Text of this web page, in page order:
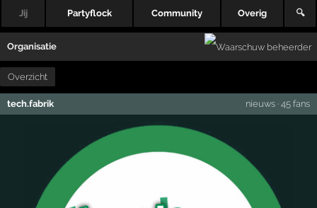
Jij Partyflock Community Overig 🔍
Organisatie
Overzicht
tech.fabrik nieuws· 45 fans